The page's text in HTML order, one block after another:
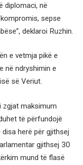
diplomaci, në
sepse
deklaroi Ruzhin.
e vetmja pikë e
në ndryshimin e
së Veriut.
zgjat maksimum
të përfundojë
herë për gjithsej
gjithsej 30
mund të flasë